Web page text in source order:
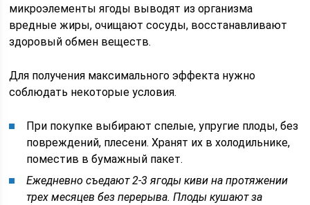
микроэлементы ягоды выводят из организма
вредные жиры, очищают сосуды, восстанавливают
здоровый обмен веществ.
Для получения максимального эффекта нужно
соблюдать некоторые условия.
При покупке выбирают спелые, упругие плоды, без
повреждений, плесени. Хранят их в холодильнике,
поместив в бумажный пакет.
Ежедневно съедают 2-3 ягоды киви на протяжении
трех месяцев без перерыва. Плоды кушают за